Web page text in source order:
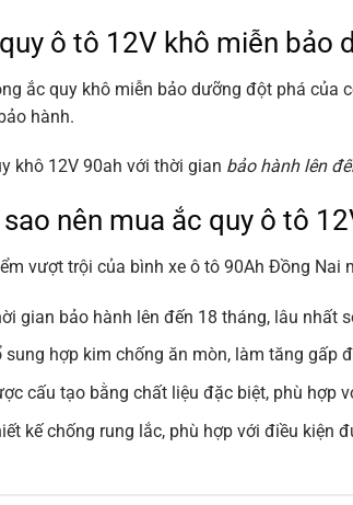
ô tô 12V khô miễn bảo
ắc quy khô miễn bảo dưỡng đột phá của
hành.
khô 12V 90ah với thời gian bảo hành lên
nên mua ắc quy ô tô
vượt trội của bình xe ô tô 90Ah Đồng Nai
gian bảo hành lên đến 18 tháng, lâu nhất
sung hợp kim chống ăn mòn, làm tăng gấp
cấu tạo bằng chất liệu đặc biệt, phù hợp
kế chống rung lắc, phù hợp với điều kiện